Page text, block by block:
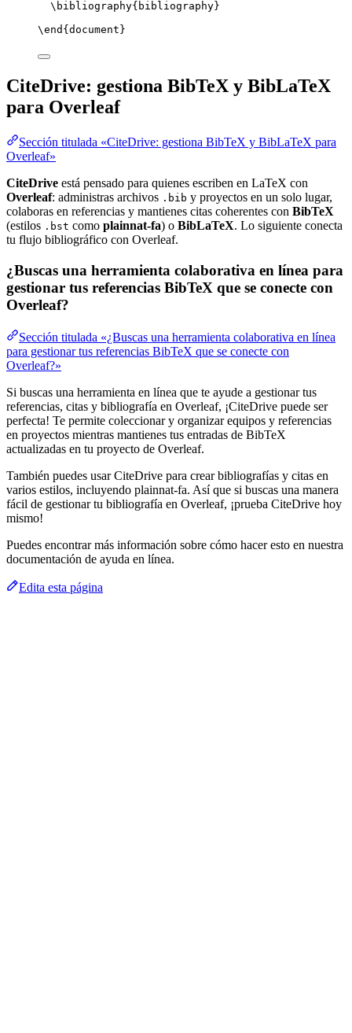
\bibliography{bibliography}
\end { document }
CiteDrive: gestiona BibTeX y BibLaTeX
para Overleaf
Sección titulada «CiteDrive: gestiona BibTeX y BibLaTeX para
Overleaf»
CiteDrive está pensado para quienes escriben en LaTeX con
Overleaf: administras archivos .bib y proyectos en un solo lugar,
colaboras en referencias y mantienes citas coherentes con BibTeX
(estilos .bst como plainnat-fa) o BibLaTeX. Lo siguiente conecta
tu flujo bibliográfico con Overleaf.
¿Buscas una herramienta colaborativa en línea para
gestionar tus referencias BibTeX que se conecte con
Overleaf?
Sección titulada «¿Buscas una herramienta colaborativa en línea
para gestionar tus referencias BibTeX que se conecte con
Overleaf?»
Si buscas una herramienta en línea que te ayude a gestionar tus
referencias, citas y bibliografía en Overleaf, ¡CiteDrive puede ser
perfecta! Te permite coleccionar y organizar equipos y referencias
en proyectos mientras mantienes tus entradas de BibTeX
actualizadas en tu proyecto de Overleaf.
También puedes usar CiteDrive para crear bibliografías y citas en
varios estilos, incluyendo plainnat-fa. Así que si buscas una manera
fácil de gestionar tu bibliografía en Overleaf, ¡prueba CiteDrive hoy
mismo!
Puedes encontrar más información sobre cómo hacer esto en nuestra
documentación de ayuda en línea.
Edita esta página